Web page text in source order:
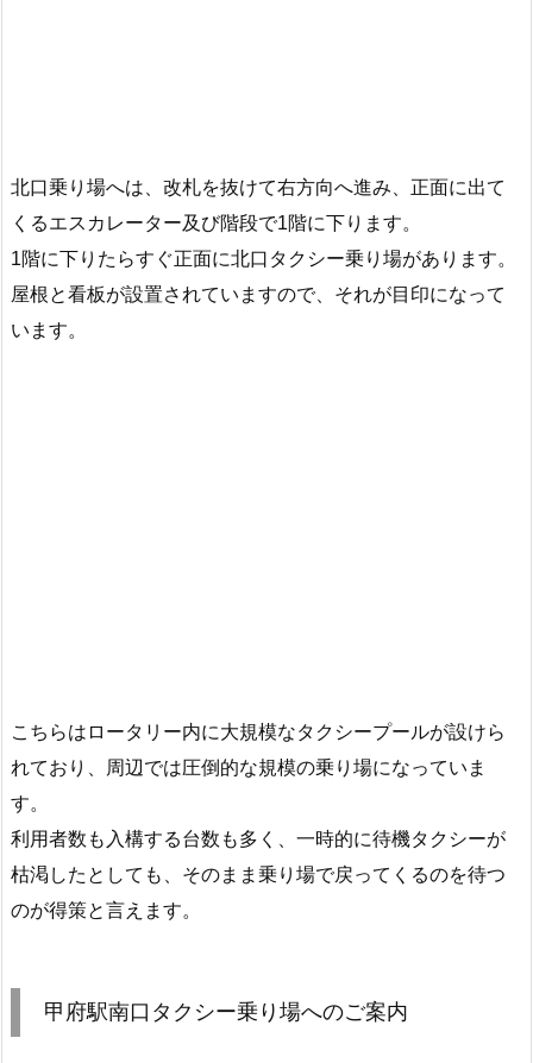
北口乗り場へは、改札を抜けて右方向へ進み、正面に出て
くるエスカレーター及び階段で1階に下ります。
1階に下りたらすぐ正面に北口タクシー乗り場があります。
屋根と看板が設置されていますので、それが目印になって
います。
こちらはロータリー内に大規模なタクシープールが設けら
れており、周辺では圧倒的な規模の乗り場になっていま
す。
利用者数も入構する台数も多く、一時的に待機タクシーが
枯渇したとしても、そのまま乗り場で戻ってくるのを待つ
のが得策と言えます。
甲府駅南口タクシー乗り場へのご案内